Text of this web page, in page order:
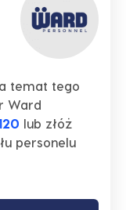
temat tego
Ward
lub złóż
personelu